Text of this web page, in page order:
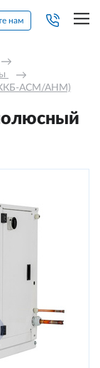
нам
→
→
(ККБ-АСМ/АНМ)